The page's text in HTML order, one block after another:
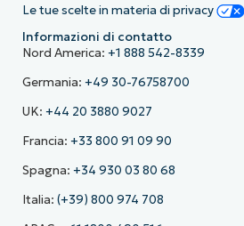
Le tue scelte in materia di privacy
Informazioni di contatto
Nord America: +1 888 542-8339
Germania: +49 30-76758700
UK: +44 20 3880 9027
Francia: +33 800 91 09 90
Spagna: +34 930 03 80 68
Italia: (+39) 800 974 708